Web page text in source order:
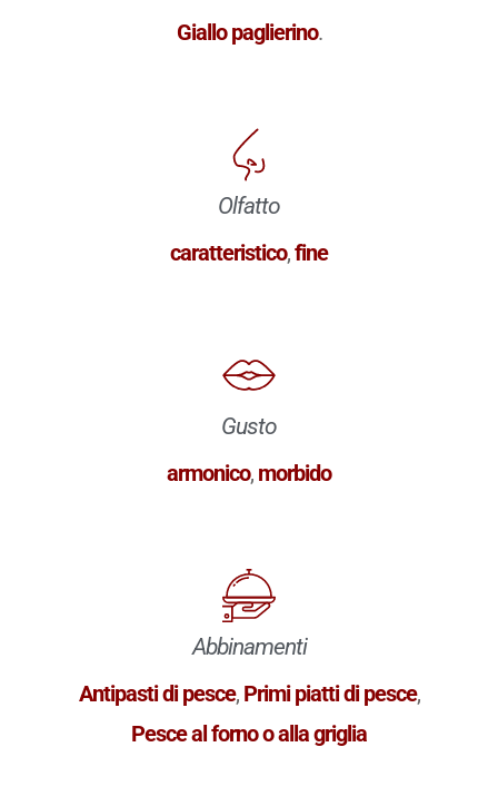
Giallo paglierino.
Olfatto
caratteristico,fine
Gusto
armonico, morbido
Abbinamenti
Antipasti di pesce, Primi piatti di pesce,
Pesce al forno o alla griglia